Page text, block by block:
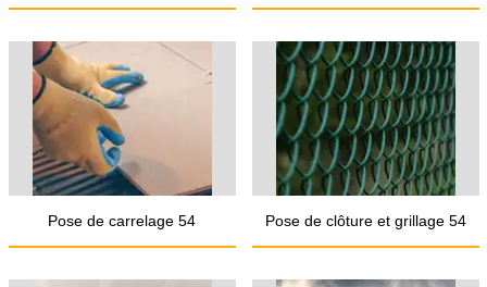
Pose de carrelage 54 Pose de clôture et grillage 54